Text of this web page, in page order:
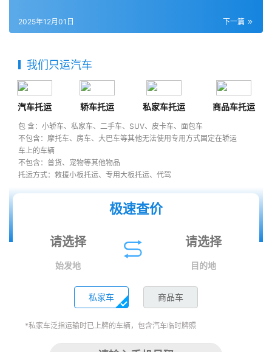
下一篇
2025年12月01日
我们只运汽车
汽车托运 轿车托运 私家车托运 商品车托运
包 含：小轿车、私家车、二手车、SUV、皮卡车、面包车
不包含：摩托车、房车、大巴车等其他无法使用专用方式固定在轿运
车上的车辆
不包含：普货、宠物等其他物品
托运方式：救援小板托运、专用大板托运、代驾
极速查价
始发地 目的地
私家车 商品车
*私家车泛指运输时已上牌的车辆，包含汽车临时牌照